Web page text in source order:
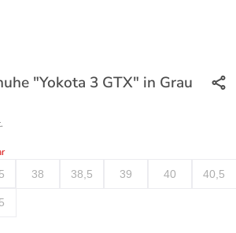
"Yokota 3 GTX" in Grau
38 38,5 39 40 40,5